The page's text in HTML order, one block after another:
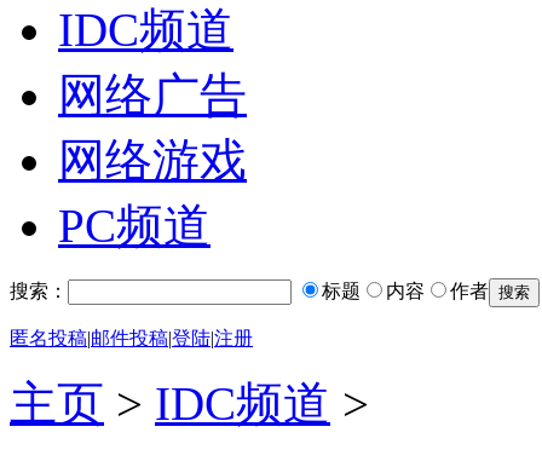
IDC频道
网络广告
网络游戏
PC频道
搜索： 标题 内容 作者
匿名投稿|邮件投稿|登陆|注册
主页 > IDC频道 >